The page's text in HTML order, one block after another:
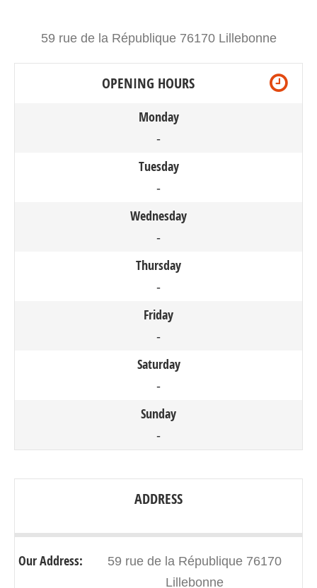
59 rue de la République 76170 Lillebonne
OPENING HOURS
Monday
-
Tuesday
-
Wednesday
-
Thursday
-
Friday
-
Saturday
-
Sunday
-
ADDRESS
Our Address:
59 rue de la République 76170
Lillebonne